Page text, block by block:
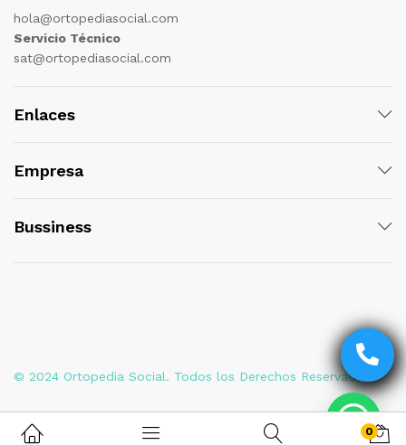
hola@ortopediasocial.com
Servicio Técnico
sat@ortopediasocial.com
Enlaces
Empresa
Bussiness
© 2024 Ortopedia Social. Todos los Derechos Reservados
0